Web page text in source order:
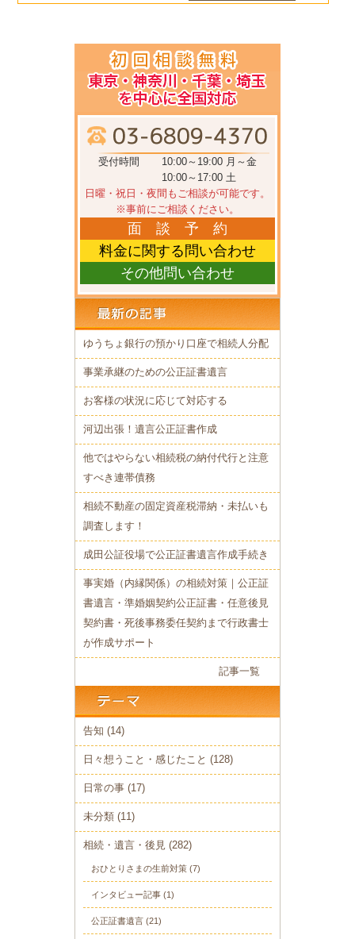
受付時間
10:00～19:00 月～金
10:00～17:00 土
日曜・祝日・夜間もご相談が可能です。
※事前にご相談ください。
面 談 予 約
料金に関する問い合わせ
その他問い合わせ
ゆうちょ銀行の預かり口座で相続人分配
事業承継のための公正証書遺言
お客様の状況に応じて対応する
河辺出張！遺言公正証書作成
他ではやらない相続税の納付代行と注意
すべき連帯債務
相続不動産の固定資産税滞納・未払いも
調査します！
成田公証役場で公正証書遺言作成手続き
事実婚（内縁関係）の相続対策｜公正証
書遺言・準婚姻契約公正証書・任意後見
契約書・死後事務委任契約まで行政書士
が作成サポート
記事一覧
告知 (14)
日々想うこと・感じたこと (128)
日常の事 (17)
未分類 (11)
相続・遺言・後見 (282)
おひとりさまの生前対策 (7)
インタビュー記事 (1)
公正証書遺言 (21)